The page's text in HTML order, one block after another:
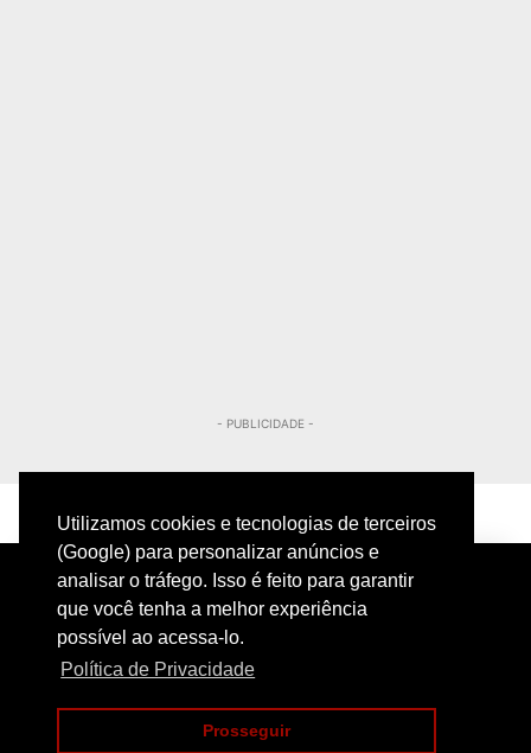
Utilizamos cookies e tecnologias de terceiros
(Google) para personalizar anúncios e
analisar o tráfego. Isso é feito para garantir
que você tenha a melhor experiência
possível ao acessa-lo.
Política de Privacidade
Prosseguir
- PUBLICIDADE -
PRIVACIDADE CONTATO
COPYRIGHT@2024 | POLICIAMENTO INTELIGENTE